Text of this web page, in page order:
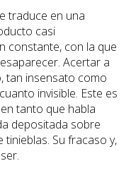
traduce en una
casi
constante, con la que
Acertar a
tan insensato como
invisible. Este es
tanto que habla
depositada sobre
Su fracaso y,